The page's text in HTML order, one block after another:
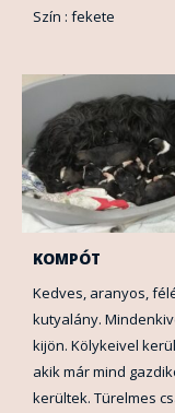
Szín : fekete
KOMPÓT
Kedves, aranyos,
kutyalány.
kijön. Kölykeivel
akik már mind
kerültek. Türelmes